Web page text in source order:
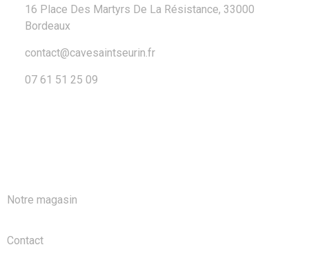
16 Place Des Martyrs De La Résistance, 33000
Bordeaux
contact@cavesaintseurin.fr
07 61 51 25 09
Notre magasin
Contact